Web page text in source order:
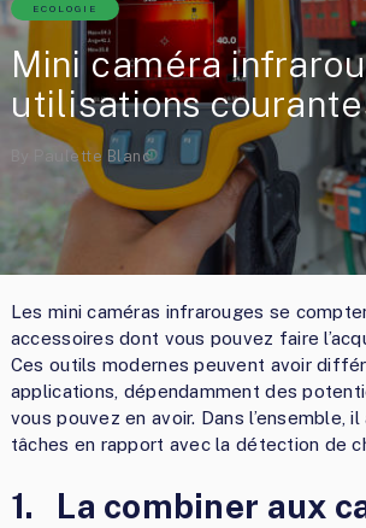
ECOLOGIE
Mini caméra
utilisations
Paulette Blanc
Les mini caméras infrarouges se
accessoires dont vous pouvez faire
Ces outils modernes peuvent avoir
applications, dépendamment des
vous pouvez en avoir. Dans l’ensemble,
tâches en rapport avec la détection de
1. La combiner aux